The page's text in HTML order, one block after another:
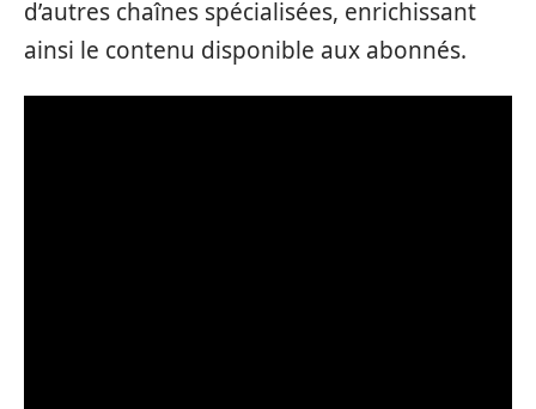
d’autres chaînes spécialisées, enrichissant
ainsi le contenu disponible aux abonnés.